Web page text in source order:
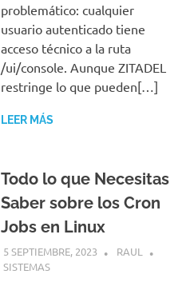
problemático: cualquier
usuario autenticado tiene
acceso técnico a la ruta
/ui/console. Aunque ZITADEL
restringe lo que pueden[…]
LEER MÁS
Todo lo que Necesitas
Saber sobre los Cron
Jobs en Linux
5 SEPTIEMBRE, 2023
RAUL
SISTEMAS